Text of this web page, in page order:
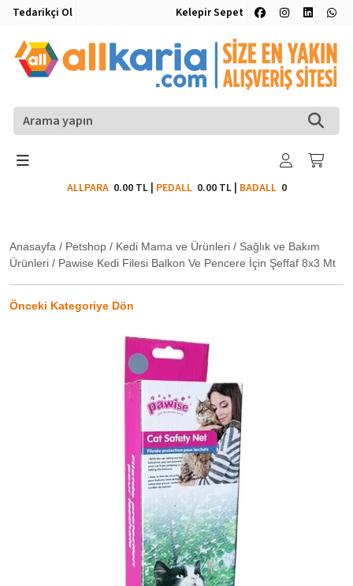
Tedarikçi Ol Kelepir Sepet
ALLPARA 0.00 TL| PEDALL 0.00 TL| BADALL0
Anasayfa / Petshop / Kedi Mama ve Ürünleri / Sağlık ve Bakım
Ürünleri / Pawise Kedi Filesi Balkon Ve Pencere İçin Şeffaf 8x3 Mt
Önceki Kategoriye Dön